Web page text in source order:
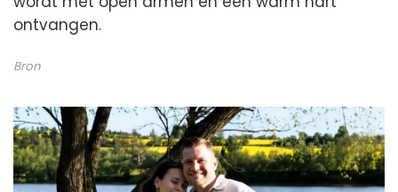
ontvangen.
Bron